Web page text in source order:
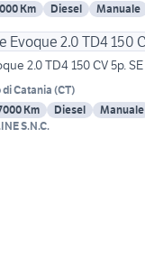
Km Diesel Manuale
2.0 TD4 150 CV 5p. SE
Catania(CT)
Km Diesel Manuale
S.N.C.